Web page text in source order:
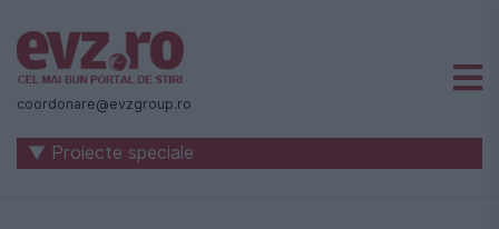
Știri
naționale
internaționale
coordonare@evzgroup.ro
▼ Proiecte speciale